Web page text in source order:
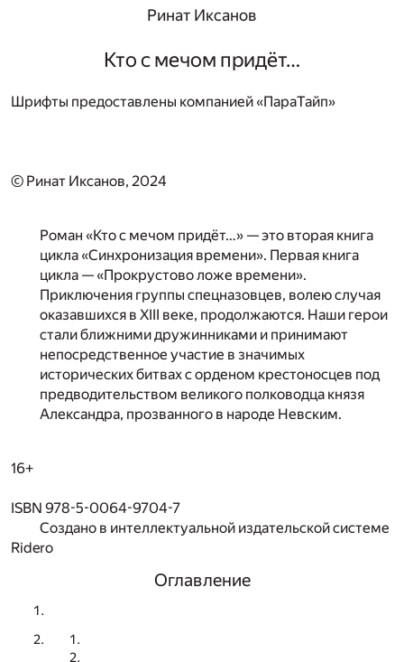
Ринат Иксанов
Кто с мечом придёт…
Шрифты предоставлены компанией «ПараТайп»
© Ринат Иксанов, 2024
Роман «Кто с мечом придёт…» — это вторая книга
цикла «Синхронизация времени». Первая книга
цикла — «Прокрустово ложе времени».
Приключения группы спецназовцев, волею случая
оказавшихся в XIII веке, продолжаются. Наши герои
стали ближними дружинниками и принимают
непосредственное участие в значимых
исторических битвах с орденом крестоносцев под
предводительством великого полководца князя
Александра, прозванного в народе Невским.
16+
ISBN 978-5-0064-9704-7
Создано в интеллектуальной издательской системе
Ridero
Оглавление